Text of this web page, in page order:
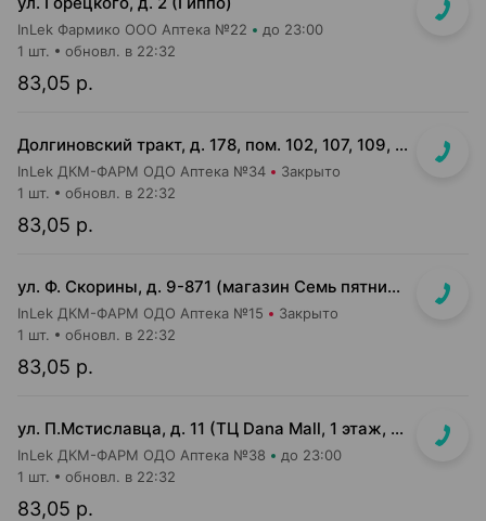
InLek Фармико ООО Аптека №22 до 23:00
83,05 р.
1 шт. обновл. в 22:32
Долгиновский тракт, д. 178, пом. 102, 107, 109, 112, 114 (ТЦ "ALL")
InLek ДКМ-ФАРМ ОДО Аптека №34 Закрыто
83,05 р.
1 шт. обновл. в 22:32
ул. Ф. Скорины, д. 9-871 (магазин Семь пятниц XXL, вдоль кассовой линии, напротив входа в магазин)
InLek ДКМ-ФАРМ ОДО Аптека №15 Закрыто
83,05 р.
1 шт. обновл. в 22:32
ул. П.Мстиславца, д. 11 (ТЦ Dana Mall, 1 этаж, вход напротив инфоцентра м-на Green)
InLek ДКМ-ФАРМ ОДО Аптека №38 до 23:00
83,05 р.
1 шт. обновл. в 22:32